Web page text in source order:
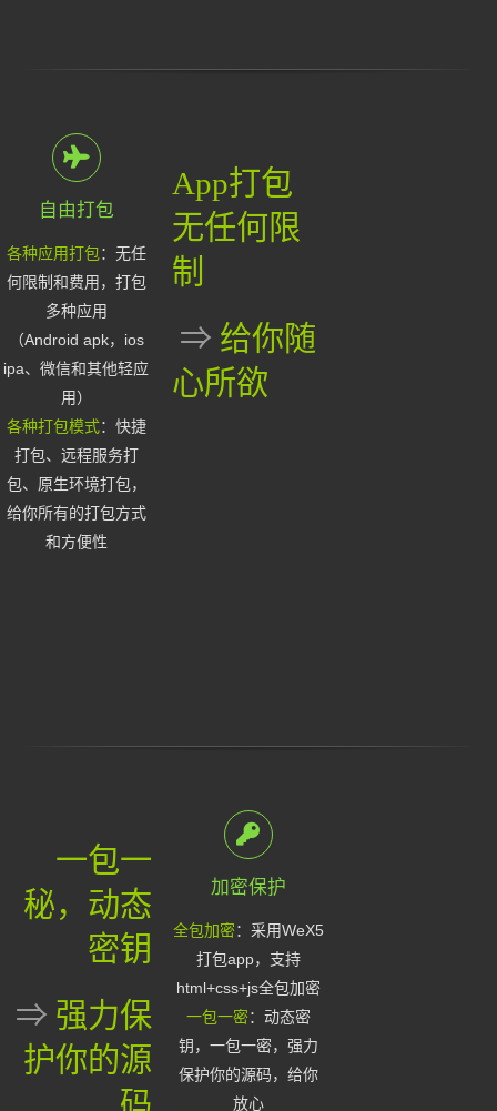
自由打包
各种应用打包：无任
何限制和费用，打包
多种应用
（Android apk，ios
ipa、微信和其他轻应
用）
各种打包模式：快捷
打包、远程服务打
包、原生环境打包，
给你所有的打包方式
和方便性
App打包
无任何限
制
⇒ 给你随
心所欲
一包一
秘，动态
密钥
⇒ 强力保
护你的源
加密保护
全包加密：采用WeX5
打包app，支持
html+css+js全包加密
一包一密：动态密
钥，一包一密，强力
保护你的源码，给你
放心